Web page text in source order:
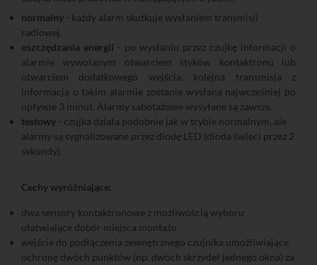
normalny - każdy alarm skutkuje wysłaniem transmisji
radiowej.
oszczędzania energii - po wysłaniu przez czujkę informacji o
alarmie wywołanym otwarciem styków kontaktronu lub
otwarciem dodatkowego wejścia, kolejna transmisja z
informacją o takim alarmie zostanie wysłana najwcześniej po
upływie 3 minut. Alarmy sabotażowe wysyłane są zawsze.
testowy - czujka działa podobnie jak w trybie normalnym, ale
alarmy są sygnalizowane przez diodę LED (dioda świeci przez 2
sekundy).
Cechy wyróżniające:
dwa sensory kontaktronowe z możliwością wyboru
ułatwiające dobór miejsca montażu
wejście do podłączenia zewnętrznego czujnika umożliwiające
ochronę dwóch punktów (np. dwóch skrzydeł jednego okna) za